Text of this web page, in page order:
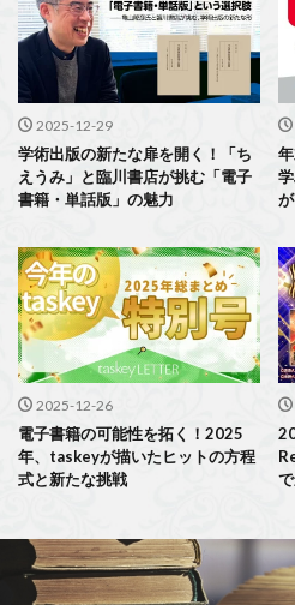
2025-12-29
学術出版の新たな扉を開く！「ち
えうみ」と臨川書店が挑む「電子
書籍・単話版」の魅力
2025-12-26
電子書籍の可能性を拓く！2025
年、taskeyが描いたヒットの方程
式と新たな挑戦